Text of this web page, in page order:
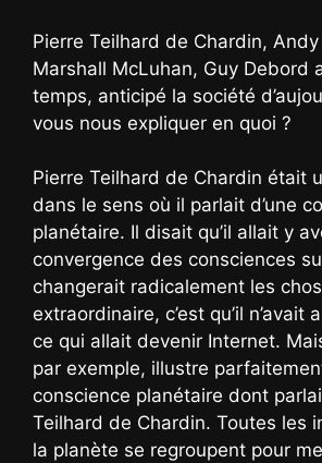
Pierre Teilhard de Chardin, Andy
Marshall McLuhan, Guy Debord
temps, anticipé la société
vous nous expliquer en quoi ?
Pierre Teilhard de Chardin était
dans le sens où il parlait d’une
planétaire. Il disait qu’il allait y
convergence des consciences
changerait radicalement les
extraordinaire, c’est qu’il n’avait
ce qui allait devenir Internet.
par exemple, illustre
conscience planétaire dont
Teilhard de Chardin. Toutes les
la planète se regroupent pour